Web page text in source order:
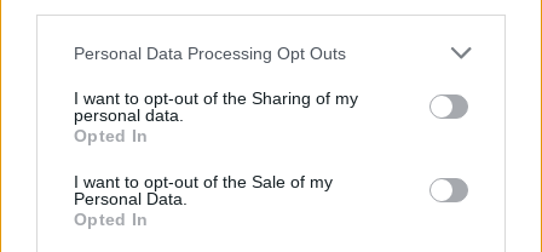
Personal Data Processing Opt Outs
I want to opt-out of the Sharing of my
personal data.
Opted In
I want to opt-out of the Sale of my
Personal Data.
Opted In
kénytelen volt leállítani egyetlen atomerőművét, a
Paksi Atomerőművet. A szovjet korszakból származó
Rooby
augusztus 5, 2026